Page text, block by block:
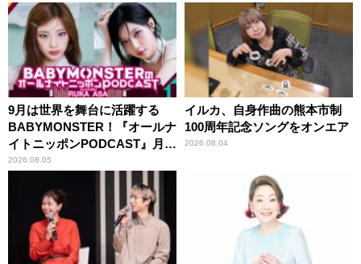
9月は世界を舞台に活躍する
BABYMONSTER！『オールナ
イトニッポンPODCAST』月替
わりパーソナリティ
2026.08.05
イルカ、自身作曲の熊本市制
100周年記念ソングをオンエア
2026.08.04